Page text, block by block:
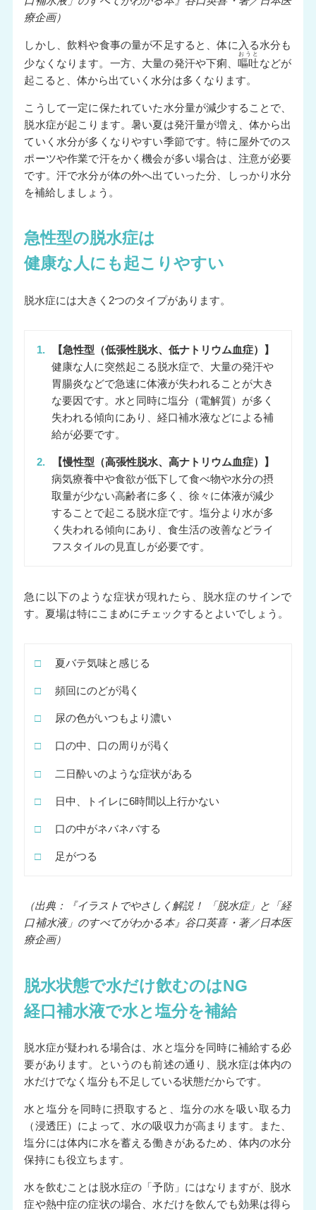
療企画）
しかし、飲料や食事の量が不足すると、体に入る水分も
少なくなります。一方、大量の発汗や下痢、嘔吐
おうと
などが
起こると、体から出ていく水分は多くなります。
こうして一定に保たれていた水分量が減少することで、
脱水症が起こります。暑い夏は発汗量が増え、体から出
ていく水分が多くなりやすい季節です。特に屋外でのス
ポーツや作業で汗をかく機会が多い場合は、注意が必要
です。汗で水分が体の外へ出ていった分、しっかり水分
を補給しましょう。
急性型の脱水症は
健康な人にも起こりやすい
脱水症には大きく2つのタイプがあります。
1.
【急性型（低張性脱水、低ナトリウム血症）】
健康な人に突然起こる脱水症で、大量の発汗や
胃腸炎などで急速に体液が失われることが大き
な要因です。水と同時に塩分（電解質）が多く
失われる傾向にあり、経口補水液などによる補
給が必要です。
2.
【慢性型（高張性脱水、高ナトリウム血症）】
病気療養中や食欲が低下して食べ物や水分の摂
取量が少ない高齢者に多く、徐々に体液が減少
することで起こる脱水症です。塩分より水が多
く失われる傾向にあり、食生活の改善などライ
フスタイルの見直しが必要です。
急に以下のような症状が現れたら、脱水症のサインで
す。夏場は特にこまめにチェックするとよいでしょう。
□ 夏バテ気味と感じる
□ 頻回にのどが渇く
□ 尿の色がいつもより濃い
□ 口の中、口の周りが渇く
□ 二日酔いのような症状がある
□ 日中、トイレに6時間以上行かない
□ 口の中がネバネバする
□ 足がつる
（出典：『イラストでやさしく解説！ 「脱水症」と「経
口補水液」のすべてがわかる本』谷口英喜・著／日本医
療企画）
脱水状態で水だけ飲むのはNG
経口補水液で水と塩分を補給
脱水症が疑われる場合は、水と塩分を同時に補給する必
要があります。というのも前述の通り、脱水症は体内の
水だけでなく塩分も不足している状態だからです。
水と塩分を同時に摂取すると、塩分の水を吸い取る力
（浸透圧）によって、水の吸収力が高まります。また、
塩分には体内に水を蓄える働きがあるため、体内の水分
保持にも役立ちます。
水を飲むことは脱水症の「予防」にはなりますが、脱水
症や熱中症の症状の場合、水だけを飲んでも効果は得ら